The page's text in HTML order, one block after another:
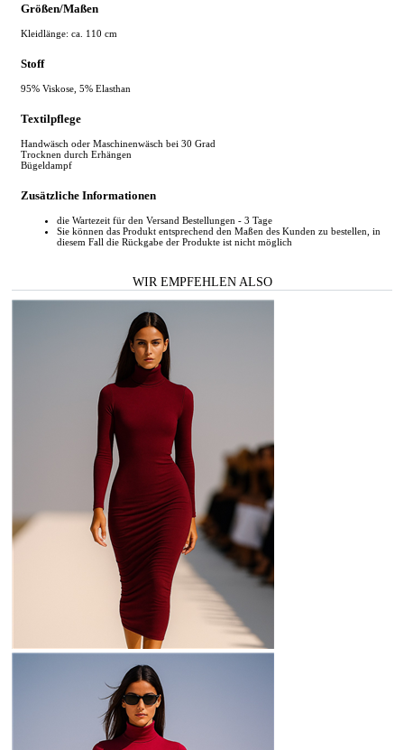
Größen/Maßen
Kleidlänge: ca. 110 cm
Stoff
95% Viskose, 5% Elasthan
Textilpflege
Handwäsch oder Maschinenwäsch bei 30 Grad
Trocknen durch Erhängen
Bügeldampf
Zusätzliche Informationen
die Wartezeit für den Versand Bestellungen - 3 Tage
Sie können das Produkt entsprechend den Maßen des Kunden zu bestellen, in
diesem Fall die Rückgabe der Produkte ist nicht möglich
WIR EMPFEHLEN ALSO